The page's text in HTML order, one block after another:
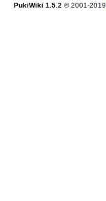
PukiWiki 1.5.2 © 2001-2019